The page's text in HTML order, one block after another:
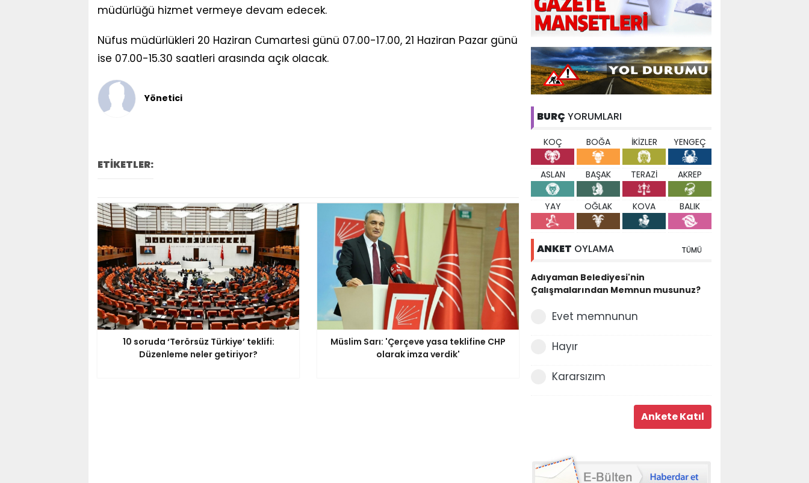
müdürlüğü hizmet vermeye devam edecek.
Nüfus müdürlükleri 20 Haziran Cumartesi günü 07.00-17.00, 21 Haziran Pazar günü
ise 07.00-15.30 saatleri arasında açık olacak.
Yönetici
ETİKETLER:
10 soruda ‘Terörsüz Türkiye’ teklifi:
Düzenleme neler getiriyor?
Müslim Sarı: 'Çerçeve yasa teklifine CHP
olarak imza verdik'
BURÇ YORUMLARI
KOÇ BOĞA İKİZLER YENGEÇ
ASLAN BAŞAK TERAZİ AKREP
YAY OĞLAK KOVA BALIK
ANKET OYLAMA TÜMÜ
Adıyaman Belediyesi'nin
Çalışmalarından Memnun musunuz?
Evet memnunun
Hayır
Kararsızım